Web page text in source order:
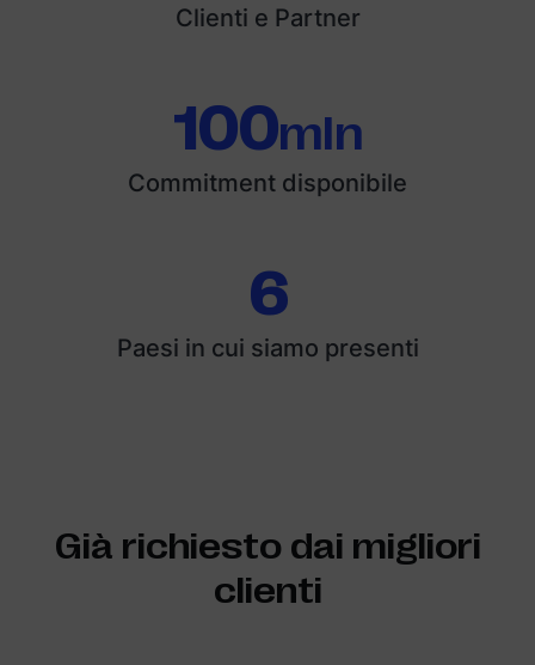
Clienti e Partner
100mln
Commitment disponibile
6
Paesi in cui siamo presenti
Già richiesto dai migliori
clienti